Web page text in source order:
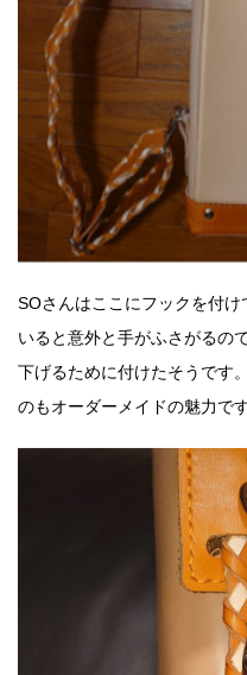
SOさんはここにフックを付
いると意外と手がふさがるの
下げるために付けたそうです
のもオーダーメイドの魅力です